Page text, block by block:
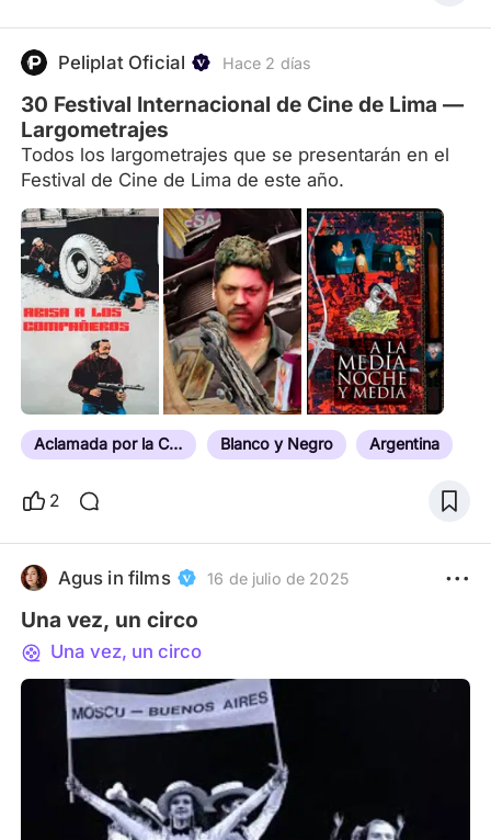
transmitir sentidos y construir un decir a partir de
ellas. Este realizador nacido en Hungría en 1955 ha
tenido un contacto
Peliplat Oficial Hace 2 días
30 Festival Internacional de Cine de Lima —
Largometrajes
Todos los largometrajes que se presentarán en el
Festival de Cine de Lima de este año.
Aclamada por la Crítica Blanco y Negro Argentina
2
Agus in films 16 de julio de 2025
Una vez, un circo
Una vez, un circo